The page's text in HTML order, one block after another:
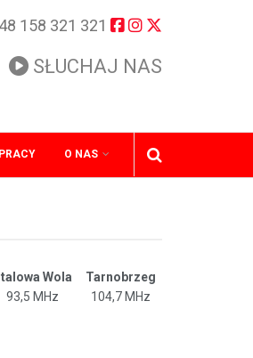
158 321 321
SŁUCHAJ NAS
O NAS
Wola
Tarnobrzeg
93,5 MHz 104,7 MHz